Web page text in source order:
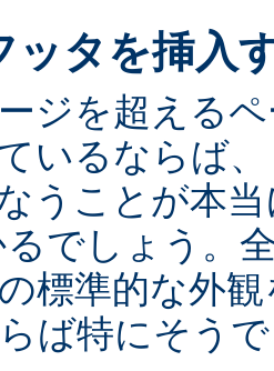
ッタを挿入
ジを超える
いるならば
うことが本
るでしょう。
標準的な外
ば特にそう